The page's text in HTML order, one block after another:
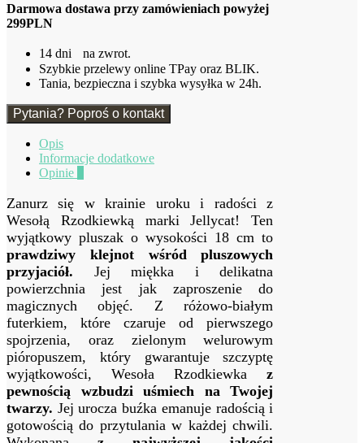
Darmowa dostawa przy zamówieniach powyżej
299PLN
14 dni na zwrot.
Szybkie przelewy online TPay oraz BLIK.
Tania, bezpieczna i szybka wysyłka w 24h.
Pytania? Poproś o kontakt
Opis
Informacje dodatkowe
Opinie
Zanurz się w krainie uroku i radości z
Wesołą Rzodkiewką marki Jellycat! Ten
wyjątkowy pluszak o wysokości 18 cm to
prawdziwy klejnot wśród pluszowych
przyjaciół. Jej miękka i delikatna
powierzchnia jest jak zaproszenie do
magicznych objęć. Z różowo-białym
futerkiem, które czaruje od pierwszego
spojrzenia, oraz zielonym welurowym
pióropuszem, który gwarantuje szczyptę
wyjątkowości, Wesoła Rzodkiewkaz
pewnością wzbudzi uśmiech na Twojej
twarzy. Jej urocza buźka emanuje radością i
gotowością do przytulania w każdej chwili.